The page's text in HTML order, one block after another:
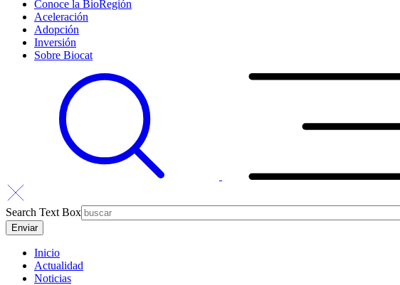
Conoce la BioRegión
Aceleración
Adopción
Inversión
Sobre Biocat
Search Text Box
Inicio
Actualidad
Noticias